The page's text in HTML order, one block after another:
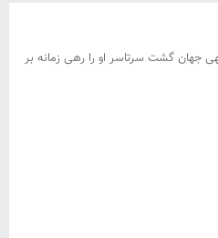
جهان گشت سرتاسر او را رهی زمانه بر